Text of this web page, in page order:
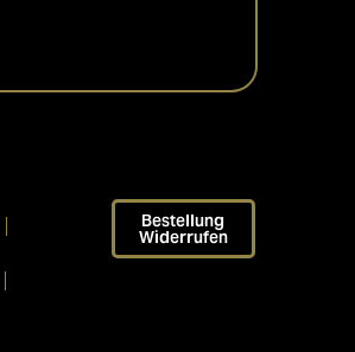
Bestellung
Widerrufen